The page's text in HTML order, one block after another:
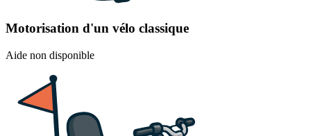
Motorisation d'un vélo classique
Aide non disponible